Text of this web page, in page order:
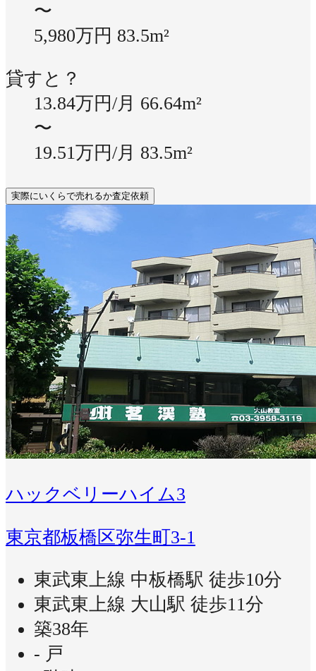
〜
5,980万円 83.5m²
貸すと？
13.84万円/月 66.64m²
〜
19.51万円/月 83.5m²
実際にいくらで売れるか査定依頼
ハックベリーハイム3
東京都板橋区弥生町3-1
東武東上線 中板橋駅 徒歩10分
東武東上線 大山駅 徒歩11分
築38年
- 戸